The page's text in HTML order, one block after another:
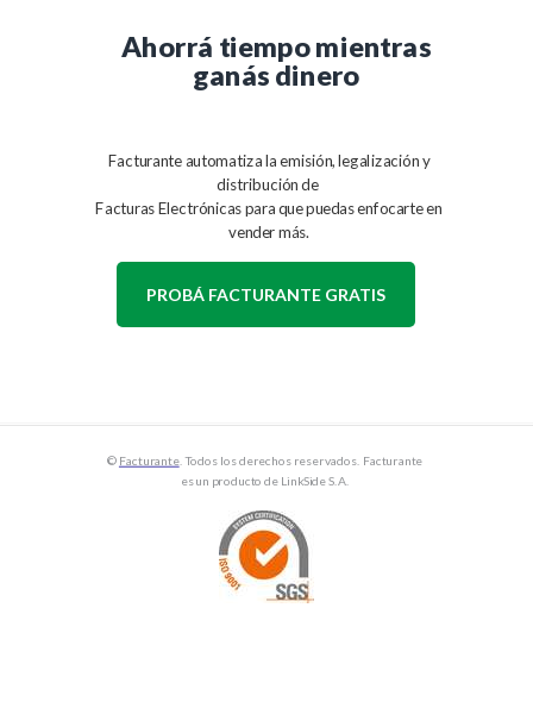
© Facturante. Todos los derechos reservados. Facturante
es un producto de LinkSide S.A.
Ahorrá tiempo mientras
ganás dinero
Facturante automatiza la emisión, legalización y
distribución de
Facturas Electrónicas para que puedas enfocarte en
vender más.
PROBÁ FACTURANTE GRATIS